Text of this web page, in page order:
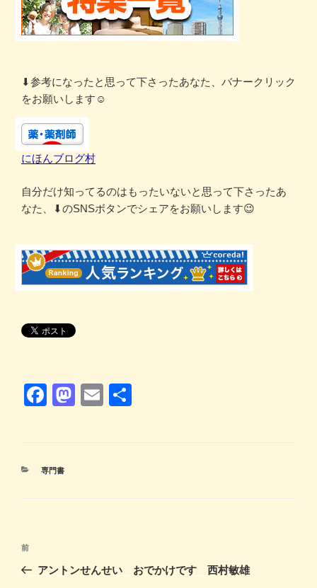
⬇参考になったと思って下さったあなた、バナークリック
をお願いします☺
にほんブログ村
自分だけ知ってるのはもったいないと思って下さったあ
なた、⬇のSNSボタンでシェアをお願いします😉
F
e
M E
カ
専門書
投
ナ
前
の
前
アントンせんせい おでかけです 西村敏雄